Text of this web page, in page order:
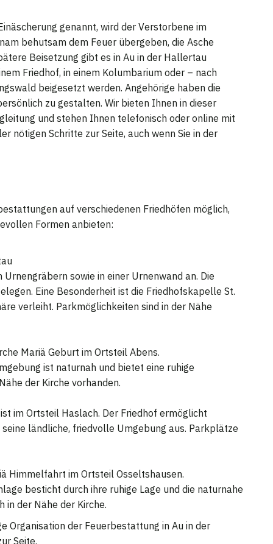
genannt, wird der Verstorbene im
behutsam dem Feuer übergeben, die Asche
Beisetzung gibt es in Au in der Hallertau
Friedhof, in einem Kolumbarium oder – nach
beigesetzt werden. Angehörige haben die
zu gestalten. Wir bieten Ihnen in dieser
und stehen Ihnen telefonisch oder online mit
nötigen Schritte zur Seite, auch wenn Sie in der
auf verschiedenen Friedhöfen möglich,
Formen anbieten:
sowie in einer Urnenwand an. Die
Eine Besonderheit ist die Friedhofskapelle St.
verleiht. Parkmöglichkeiten sind in der Nähe
Mariä Geburt im Ortsteil Abens.
ist naturnah und bietet eine ruhige
der Kirche vorhanden.
im Ortsteil Haslach. Der Friedhof ermöglicht
ländliche, friedvolle Umgebung aus. Parkplätze
Himmelfahrt im Ortsteil Osseltshausen.
besticht durch ihre ruhige Lage und die naturnahe
in der Nähe der Kirche.
Organisation der Feuerbestattung in Au in der
Seite.